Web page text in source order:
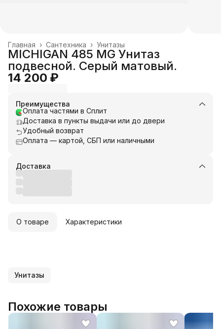
Унитазы
Сантехника ›
Главная ›
MICHIGAN 485 MG Унитаз
подвесной. Серый матовый.
14 200 ₽
Преимущества
Оплата частями в Сплит
Доставка в пункты выдачи или до двери
Удобный возврат
Оплата — картой, СБП или наличными
Доставка
О товаре Характеристики
Унитазы
Похожие товары